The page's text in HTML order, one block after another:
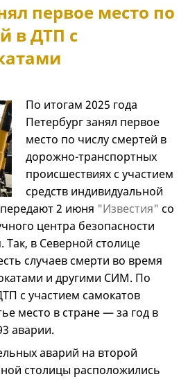
первое место по
в ДТП с
По итогам 2025 года
Петербург занял первое
место по числу смертей в
дорожно-транспортных
происшествиях с участием
средств индивидуальной
2 июня "Известия" со
центра безопасности
в Северной столице
случаев смерти во время
и другими СИМ. По
с участием самокатов
место в стране — за год в
аварии.
аварий на второй
столицы расположились